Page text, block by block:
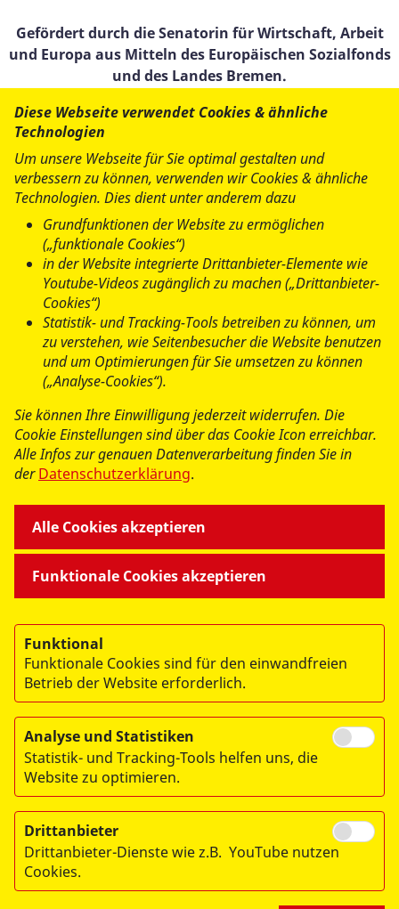
Gefördert durch die Senatorin für Wirtschaft, Arbeit
und Europa aus Mitteln des Europäischen Sozialfonds
und des Landes Bremen.
Der Europäische Sozialfonds (ESF) ist Europas wichtigstes
Instrument zur Förderung der Beschäftigung. Er fördert
die Chancengleichheit auf dem Arbeitsmarkt, unterstützt
die Menschen beim Zugang zu bes- seren Arbeitsplätzen
und bei der beruflichen Bildung und Qualifizierung.
www.esf.bremen.de
www.ec.europa.eu
© 2026 Arbeiter-Samariter-Bund Landesverband Bremen e.V.
Impressum
Datenschutz
Hinweisgeberschutzgesetz
Lieferkette
Diese Webseite verwendet Cookies & ähnliche
Technologien
Um unsere Webseite für Sie optimal gestalten und
verbessern zu können, verwenden wir Cookies & ähnliche
Technologien. Dies dient unter anderem dazu
Grundfunktionen der Website zu ermöglichen
(„funktionale Cookies“)
in der Website integrierte Drittanbieter-Elemente wie
Youtube-Videos zugänglich zu machen („Drittanbieter-
Cookies“)
Statistik- und Tracking-Tools betreiben zu können, um
zu verstehen, wie Seitenbesucher die Website benutzen
und um Optimierungen für Sie umsetzen zu können
(„Analyse-Cookies“).
Sie können Ihre Einwilligung jederzeit widerrufen. Die
Cookie Einstellungen sind über das Cookie Icon erreichbar.
Alle Infos zur genauen Datenverarbeitung finden Sie in
derDatenschutzerklärung.
Funktionale Cookies akzeptieren
Alle Cookies akzeptieren
Funktional
Funktionale Cookies sind für den einwandfreien
Betrieb der Website erforderlich.
Analyse und Statistiken
Statistik- und Tracking-Tools helfen uns, die
Website zu optimieren.
Drittanbieter
Drittanbieter-Dienste wie z.B. YouTube nutzen
Cookies.